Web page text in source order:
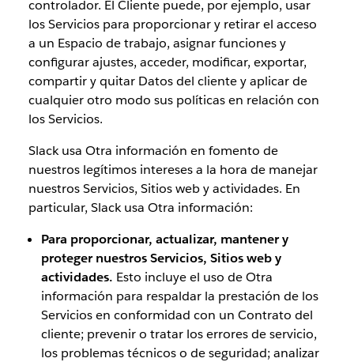
controlador. El Cliente puede, por ejemplo, usar
los Servicios para proporcionar y retirar el acceso
a un Espacio de trabajo, asignar funciones y
configurar ajustes, acceder, modificar, exportar,
compartir y quitar Datos del cliente y aplicar de
cualquier otro modo sus políticas en relación con
los Servicios.
Slack usa Otra información en fomento de
nuestros legítimos intereses a la hora de manejar
nuestros Servicios, Sitios web y actividades. En
particular, Slack usa Otra información:
Para proporcionar, actualizar, mantener y
proteger nuestros Servicios, Sitios web y
actividades. Esto incluye el uso de Otra
información para respaldar la prestación de los
Servicios en conformidad con un Contrato del
cliente; prevenir o tratar los errores de servicio,
los problemas técnicos o de seguridad; analizar